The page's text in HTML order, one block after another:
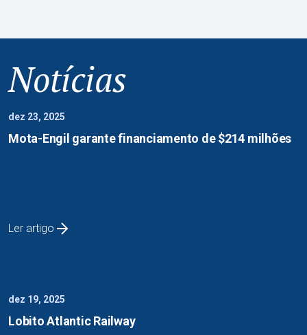
Notícias
dez 23, 2025
Mota-Engil garante financiamento de $214 milhões
Ler artigo
dez 19, 2025
Lobito Atlantic Railway